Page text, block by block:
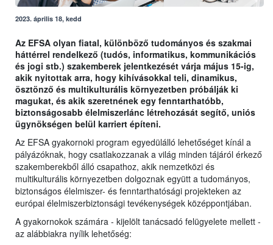
2023. április 18, kedd
Az EFSA olyan fiatal, különböző tudományos és szakmai
háttérrel rendelkező (tudós, informatikus, kommunikációs
és jogi stb.) szakemberek jelentkezését várja május 15-ig,
akik nyitottak arra, hogy kihívásokkal teli, dinamikus,
ösztönző és multikulturális környezetben próbálják ki
magukat, és akik szeretnének egy fenntarthatóbb,
biztonságosabb élelmiszerlánc létrehozását segítő, uniós
ügynökségen belül karriert építeni.
Az EFSA gyakornoki program egyedülálló lehetőséget kínál a
pályázóknak, hogy csatlakozzanak a világ minden tájáról érkező
szakemberekből álló csapathoz, akik nemzetközi és
multikulturális környezetben dolgoznak együtt a tudományos,
biztonságos élelmiszer- és fenntarthatósági projekteken az
európai élelmiszerbiztonsági tevékenységek középpontjában.
A gyakornokok számára - kijelölt tanácsadó felügyelete mellett -
az alábbiakra nyílik lehetőség: